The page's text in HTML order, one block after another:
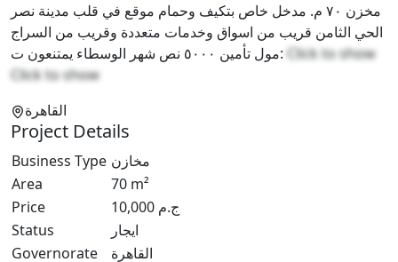
مخزن ٧٠ م. مدخل خاص بتكيف وحمام موقع في قلب مدينة نصر
الحي الثامن قريب من اسواق وخدمات متعددة وقريب من السراج
مول تأمين ٥٠٠٠ نص شهر الوسطاء يمتنعون ت: Click to show
Click to show
القاهرة
Project Details
Business Type مخازن
Area
70 m²
Price
10,000 ج.م
Status
ايجار
Governorate
القاهرة